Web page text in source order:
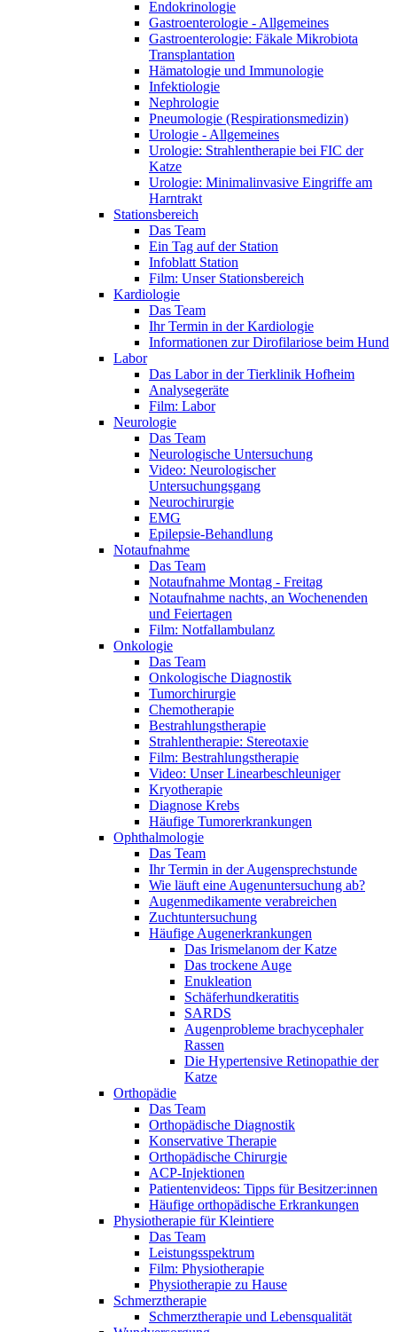
Endokrinologie
Gastroenterologie - Allgemeines
Gastroenterologie: Fäkale Mikrobiota
Transplantation
Hämatologie und Immunologie
Infektiologie
Nephrologie
Pneumologie (Respirationsmedizin)
Urologie - Allgemeines
Urologie: Strahlentherapie bei FIC der
Katze
Urologie: Minimalinvasive Eingriffe am
Harntrakt
Stationsbereich
Das Team
Ein Tag auf der Station
Infoblatt Station
Film: Unser Stationsbereich
Kardiologie
Das Team
Ihr Termin in der Kardiologie
Informationen zur Dirofilariose beim Hund
Labor
Das Labor in der Tierklinik Hofheim
Analysegeräte
Film: Labor
Neurologie
Das Team
Neurologische Untersuchung
Video: Neurologischer
Untersuchungsgang
Neurochirurgie
EMG
Epilepsie-Behandlung
Notaufnahme
Das Team
Notaufnahme Montag - Freitag
Notaufnahme nachts, an Wochenenden
und Feiertagen
Film: Notfallambulanz
Onkologie
Das Team
Onkologische Diagnostik
Tumorchirurgie
Chemotherapie
Bestrahlungstherapie
Strahlentherapie: Stereotaxie
Film: Bestrahlungstherapie
Video: Unser Linearbeschleuniger
Kryotherapie
Diagnose Krebs
Häufige Tumorerkrankungen
Ophthalmologie
Das Team
Ihr Termin in der Augensprechstunde
Wie läuft eine Augenuntersuchung ab?
Augenmedikamente verabreichen
Zuchtuntersuchung
Häufige Augenerkrankungen
Das Irismelanom der Katze
Das trockene Auge
Enukleation
Schäferhundkeratitis
SARDS
Augenprobleme brachycephaler
Rassen
Die Hypertensive Retinopathie der
Katze
Orthopädie
Das Team
Orthopädische Diagnostik
Konservative Therapie
Orthopädische Chirurgie
ACP-Injektionen
Patientenvideos: Tipps für Besitzer:innen
Häufige orthopädische Erkrankungen
Physiotherapie für Kleintiere
Das Team
Leistungsspektrum
Film: Physiotherapie
Physiotherapie zu Hause
Schmerztherapie
Schmerztherapie und Lebensqualität